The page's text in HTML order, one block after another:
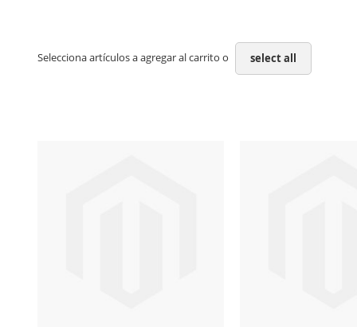
Selecciona artículos a agregar al carrito o select all